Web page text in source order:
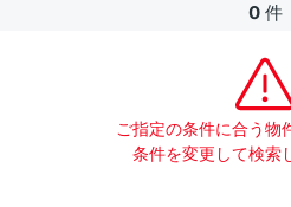
0 件
ご指定の条件に合う物
条件を変更して検索